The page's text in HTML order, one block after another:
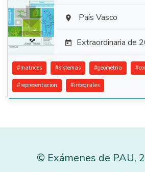
  País Vasco
 Extraordinaria de
#matrices #sistemas #geometria #
#representacion #integrales
© Exámenes de PAU,